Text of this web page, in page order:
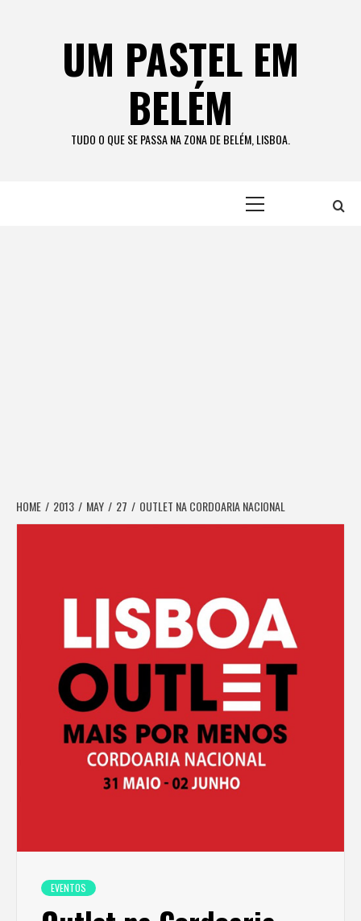
UM PASTEL EM
BELÉM
TUDO O QUE SE PASSA NA ZONA DE BELÉM, LISBOA.
HOME 2013 MAY 27 OUTLET NA CORDOARIA NACIONAL
EVENTOS